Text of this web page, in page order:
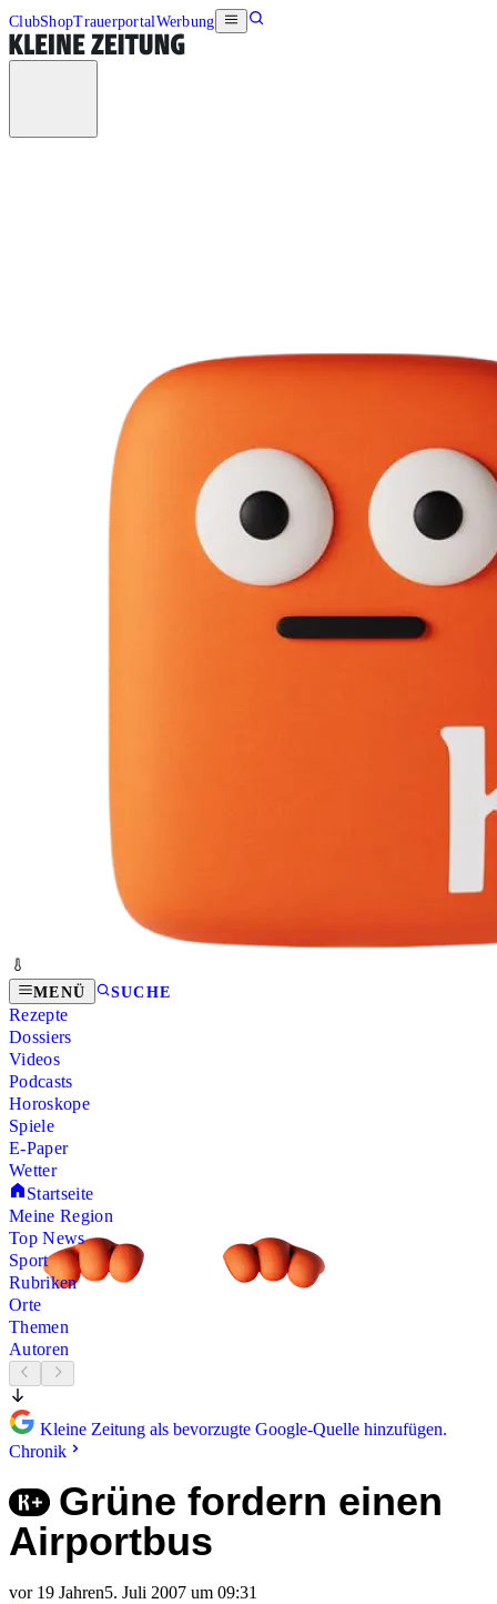
ClubShopTrauerportalWerbung
MENÜ SUCHE
Rezepte
Dossiers
Videos
Podcasts
Horoskope
Spiele
E-Paper
Wetter
Startseite
Meine Region
Top News
Sport
Rubriken
Orte
Themen
Autoren
Kleine Zeitung als bevorzugte Google-Quelle hinzufügen.
Chronik
Grüne fordern einen
Airportbus
vor 19 Jahren5. Juli 2007 um 09:31